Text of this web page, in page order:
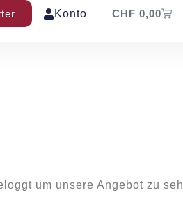
Konto CHF 0,00
um unsere Angebot zu